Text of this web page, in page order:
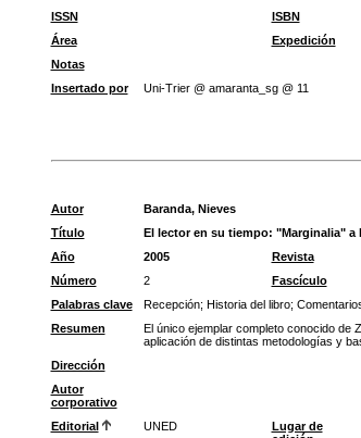
ISSN ISBN
Área
Expedición
Notas
Insertado por
Uni-Trier @ amaranta_sg @ 11
Autor
Baranda, Nieves
Título
El lector en su tiempo: "Marginalia" a
Año
2005 Revista
Número
2 Fascículo
Palabras clave
Recepción; Historia del libro;
Resumen
El único ejemplar completo conocido de
aplicación de distintas metodologías y
Dirección
Autor
corporativo
Editorial UNED
Lugar de